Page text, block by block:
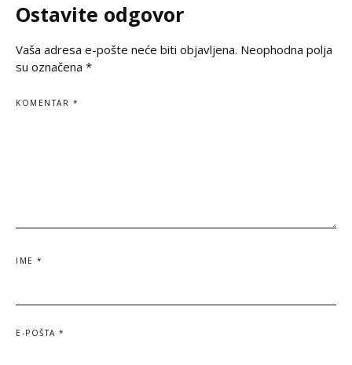
Ostavite odgovor
Vaša adresa e-pošte neće biti objavljena. Neophodna polja
su označena *
KOMENTAR *
IME *
E-POŠTA *